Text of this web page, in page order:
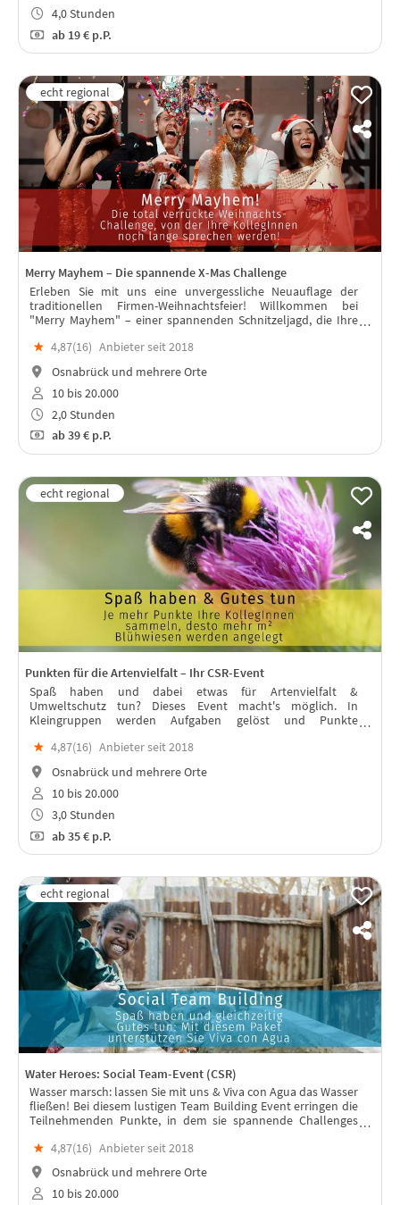
4,0 Stunden
ab19 € p.P.
Merry Mayhem – Die spannende X-Mas Challenge
Erleben Sie mit uns eine unvergessliche Neuauflage der
traditionellen Firmen-Weihnachtsfeier! Willkommen bei
"Merry Mayhem" – einer spannenden Schnitzeljagd, die Ihre
als je zuvor.
★ 4,87(16) Anbieter seit 2018
Osnabrück und mehrere Orte
10 bis 20.000
2,0 Stunden
ab39 € p.P.
Punkten für die Artenvielfalt – Ihr CSR-Event
Spaß haben und dabei etwas für Artenvielfalt &
Umweltschutz tun? Dieses Event macht's möglich. In
Kleingruppen werden Aufgaben gelöst und Punkte
erspielt. Live, App-basiert und 100%…
★ 4,87(16) Anbieter seit 2018
Osnabrück und mehrere Orte
10 bis 20.000
3,0 Stunden
ab35 € p.P.
Water Heroes: Social Team-Event (CSR)
Wasser marsch: lassen Sie mit uns & Viva con Agua das Wasser
fließen! Bei diesem lustigen Team Building Event erringen die
Teilnehmenden Punkte, in dem sie spannende Challenges
★ 4,87(16) Anbieter seit 2018
Osnabrück und mehrere Orte
10 bis 20.000